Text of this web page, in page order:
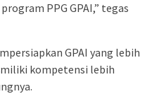
PPG GPAI,” tegas
GPAI yang lebih
kompetensi lebih